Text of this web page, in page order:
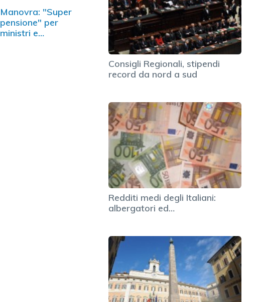
Manovra: "Super
pensione" per
ministri e
Consigli Regionali, stipendi
record da nord a sud
Redditi medi degli Italiani:
albergatori ed…